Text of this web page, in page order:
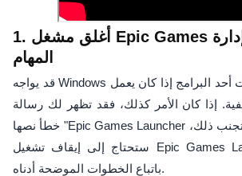
1. أغلق مشغل Epic Games باستخدام إدارة
المهام
قد يواجه Windows مشكلة في إلغاء تثبيت أحد البرامج إذا كان يعمل
إذا كان الأمر كذلك، فقد تظهر لك رسالة
خطأ نصها "Epic Games Launcher قيد التشغيل حاليًا". لتجنب ذلك،
ستحتاج إلى إيقاف تشغيل Epic Games Launcher في الخلفية
باتباع الخطوات الموضحة أدناه.